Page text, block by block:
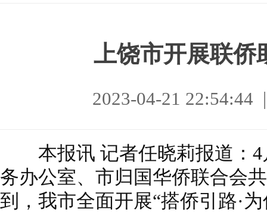
上饶市开展联侨
2023-04-21
本报讯 记者任晓莉报道：4
务办公室、市归国华侨联合会
到，我市全面开展“搭侨引路·